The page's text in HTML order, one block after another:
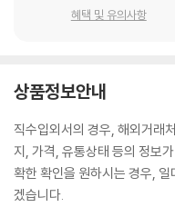
혜택 및 유의사항
상품정보안내
직수입외서의 경우, 해외거래
지, 가격, 유통상태 등의 정보
확한 확인을 원하시는 경우,
겠습니다.